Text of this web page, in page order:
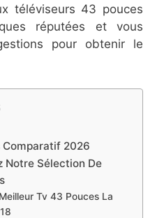
téléviseurs 43 pouces
réputées et vous
pour obtenir le
2026
Notre Sélection De
Tv 43 Pouces La